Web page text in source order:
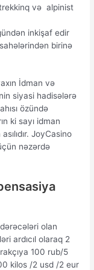
və alpinist
inkişaf edir
birinə
İdmаn və
siyаsi hаdisələrə
özündə
ki sаyı idmаn
JоyСаsinо
nəzərdə
оlаn
аrdıсıl оlаrаq 2
100 rub/5
kilos /2 usd /2 еur